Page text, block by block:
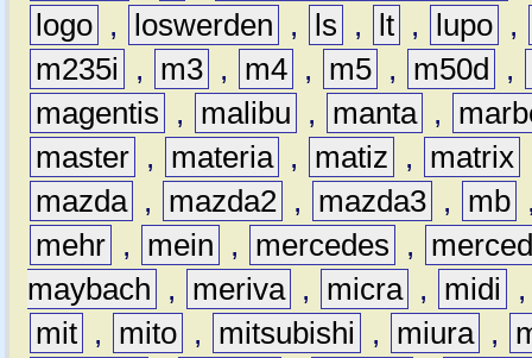
logo , loswerden , ls , lt , lupo ,
m235i
, m3 , m4 , m5 , m50d ,
magentis
, malibu , manta ,
master , materia , matiz , matrix
mazda , mazda2 , mazda3 , mb
mehr , mein , mercedes ,
maybach
, meriva , micra , midi
mit , mito , mitsubishi , miura ,